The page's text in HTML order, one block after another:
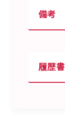
備考
履歴書